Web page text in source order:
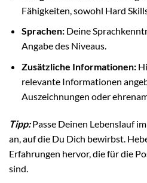
Fähigkeiten, sowohl Hard
Sprachen:Deine
Angabe des Niveaus.
Zusätzliche Informationen:
relevante Informationen
Auszeichnungen oder
Tipp:Passe Deinen Lebenslauf
an, auf die Du Dich bewirbst.
Erfahrungen hervor, die für die
sind.